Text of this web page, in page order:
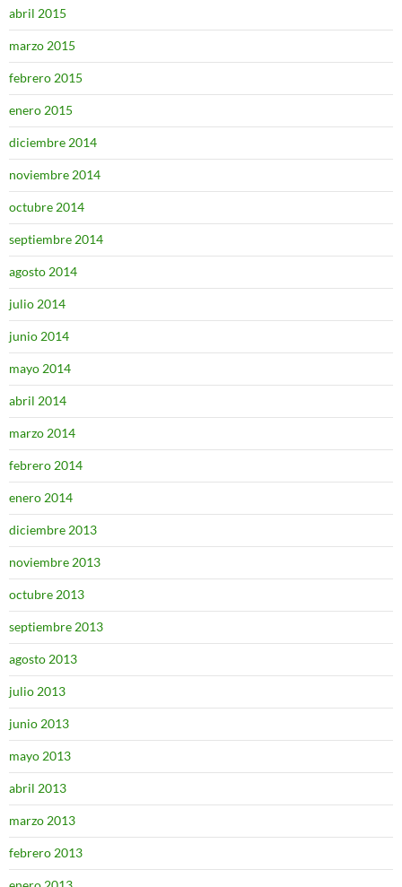
abril 2015
marzo 2015
febrero 2015
enero 2015
diciembre 2014
noviembre 2014
octubre 2014
septiembre 2014
agosto 2014
julio 2014
junio 2014
mayo 2014
abril 2014
marzo 2014
febrero 2014
enero 2014
diciembre 2013
noviembre 2013
octubre 2013
septiembre 2013
agosto 2013
julio 2013
junio 2013
mayo 2013
abril 2013
marzo 2013
febrero 2013